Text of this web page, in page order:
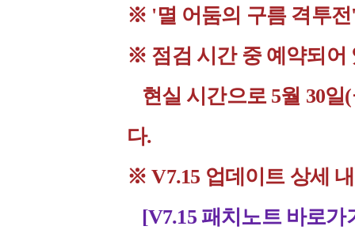
※ '멸 어둠의 구름 격투전
※ 점검 시간 중 예약되어
현실 시간으로 5월 30일
다.
※ V7.15 업데이트 상세
[V7.15 패치노트 바로가